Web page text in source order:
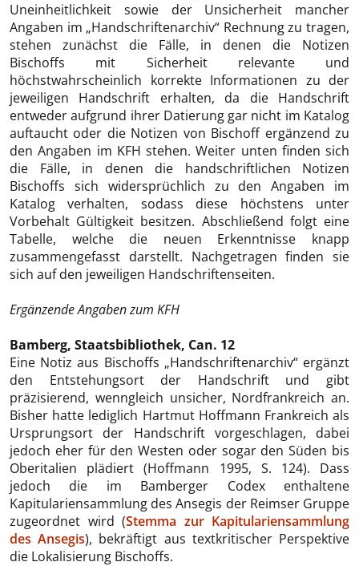
Uneinheitlichkeit sowie der Unsicherheit mancher
Angaben im „Handschriftenarchiv“ Rechnung zu tragen,
stehen zunächst die Fälle, in denen die Notizen
Bischoffs mit Sicherheit relevante und
höchstwahrscheinlich korrekte Informationen zu der
jeweiligen Handschrift erhalten, da die Handschrift
entweder aufgrund ihrer Datierung gar nicht im Katalog
auftaucht oder die Notizen von Bischoff ergänzend zu
den Angaben im KFH stehen. Weiter unten finden sich
die Fälle, in denen die handschriftlichen Notizen
Bischoffs sich widersprüchlich zu den Angaben im
Katalog verhalten, sodass diese höchstens unter
Vorbehalt Gültigkeit besitzen. Abschließend folgt eine
Tabelle, welche die neuen Erkenntnisse knapp
zusammengefasst darstellt. Nachgetragen finden sie
sich auf den jeweiligen Handschriftenseiten.
Ergänzende Angaben zum KFH
Bamberg, Staatsbibliothek, Can. 12
Eine Notiz aus Bischoffs „Handschriftenarchiv“ ergänzt
den Entstehungsort der Handschrift und gibt
präzisierend, wenngleich unsicher, Nordfrankreich an.
Bisher hatte lediglich Hartmut Hoffmann Frankreich als
Ursprungsort der Handschrift vorgeschlagen, dabei
jedoch eher für den Westen oder sogar den Süden bis
Oberitalien plädiert (Hoffmann 1995, S. 124). Dass
jedoch die im Bamberger Codex enthaltene
Kapitulariensammlung des Ansegis der Reimser Gruppe
zugeordnet wird (Stemma zur Kapitulariensammlung
des Ansegis), bekräftigt aus textkritischer Perspektive
die Lokalisierung Bischoffs.